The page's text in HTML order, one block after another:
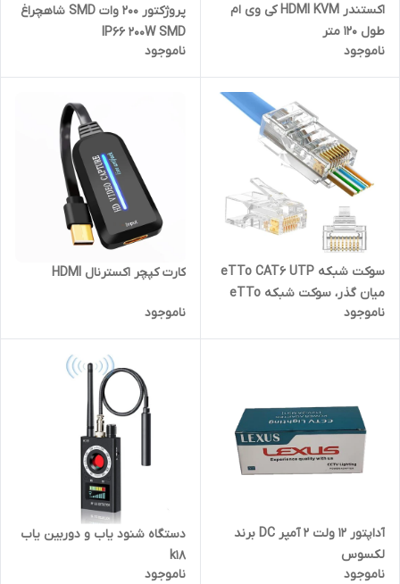
اکستندر HDMI KVM کی وی ام
طول 120 متر
ناموجود
پروژکتور 200 وات SMD شاهچراغ
IP66 200W SMD
ناموجود
سوکت شبکه eTTo CAT6 UTP
میان گذر، سوکت شبکه eTTo
100عددی
ناموجود
کارت کپچر اکسترنال HDMI
ناموجود
آداپتور 12 ولت 2 آمپر DC برند
لکسوس
ناموجود
دستگاه شنود یاب و دوربین یاب
k18
ناموجود